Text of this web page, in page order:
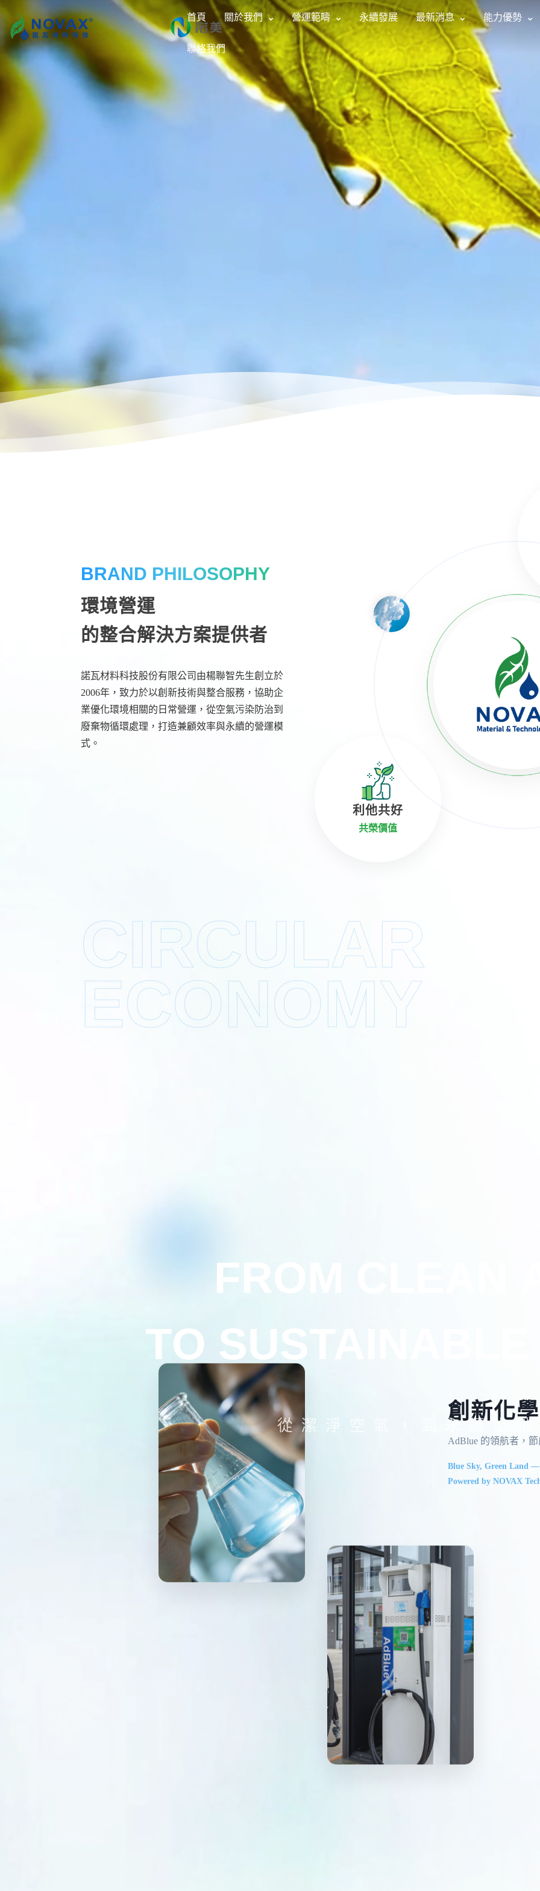
首頁 關於我們 營運範疇 永續發展 最新消息 能力優勢
聯絡我們
FROM CLEAN
TO
從潔淨空氣，到永續土地
BRAND PHILOSOPHY
環境營運
的整合解決方案提供者
諾瓦材料科技股份有限公司由楊聯智先生創立於
2006年，致力於以創新技術與整合服務，協助企
業優化環境相關的日常營運，從空氣污染防治到
廢棄物循環處理，打造兼顧效率與永續的營運模
式。
利他共好
共榮價值
CIRCULAR
ECONOMY
創新化
AdBlue 的領航者，
Blue Sky, Green Land —
Powered by NOVAX